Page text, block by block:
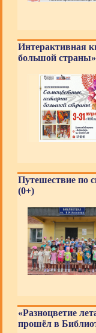
Интерактивная
большой
Путешествие по
(0+)
«Разноцветие
прошёл в